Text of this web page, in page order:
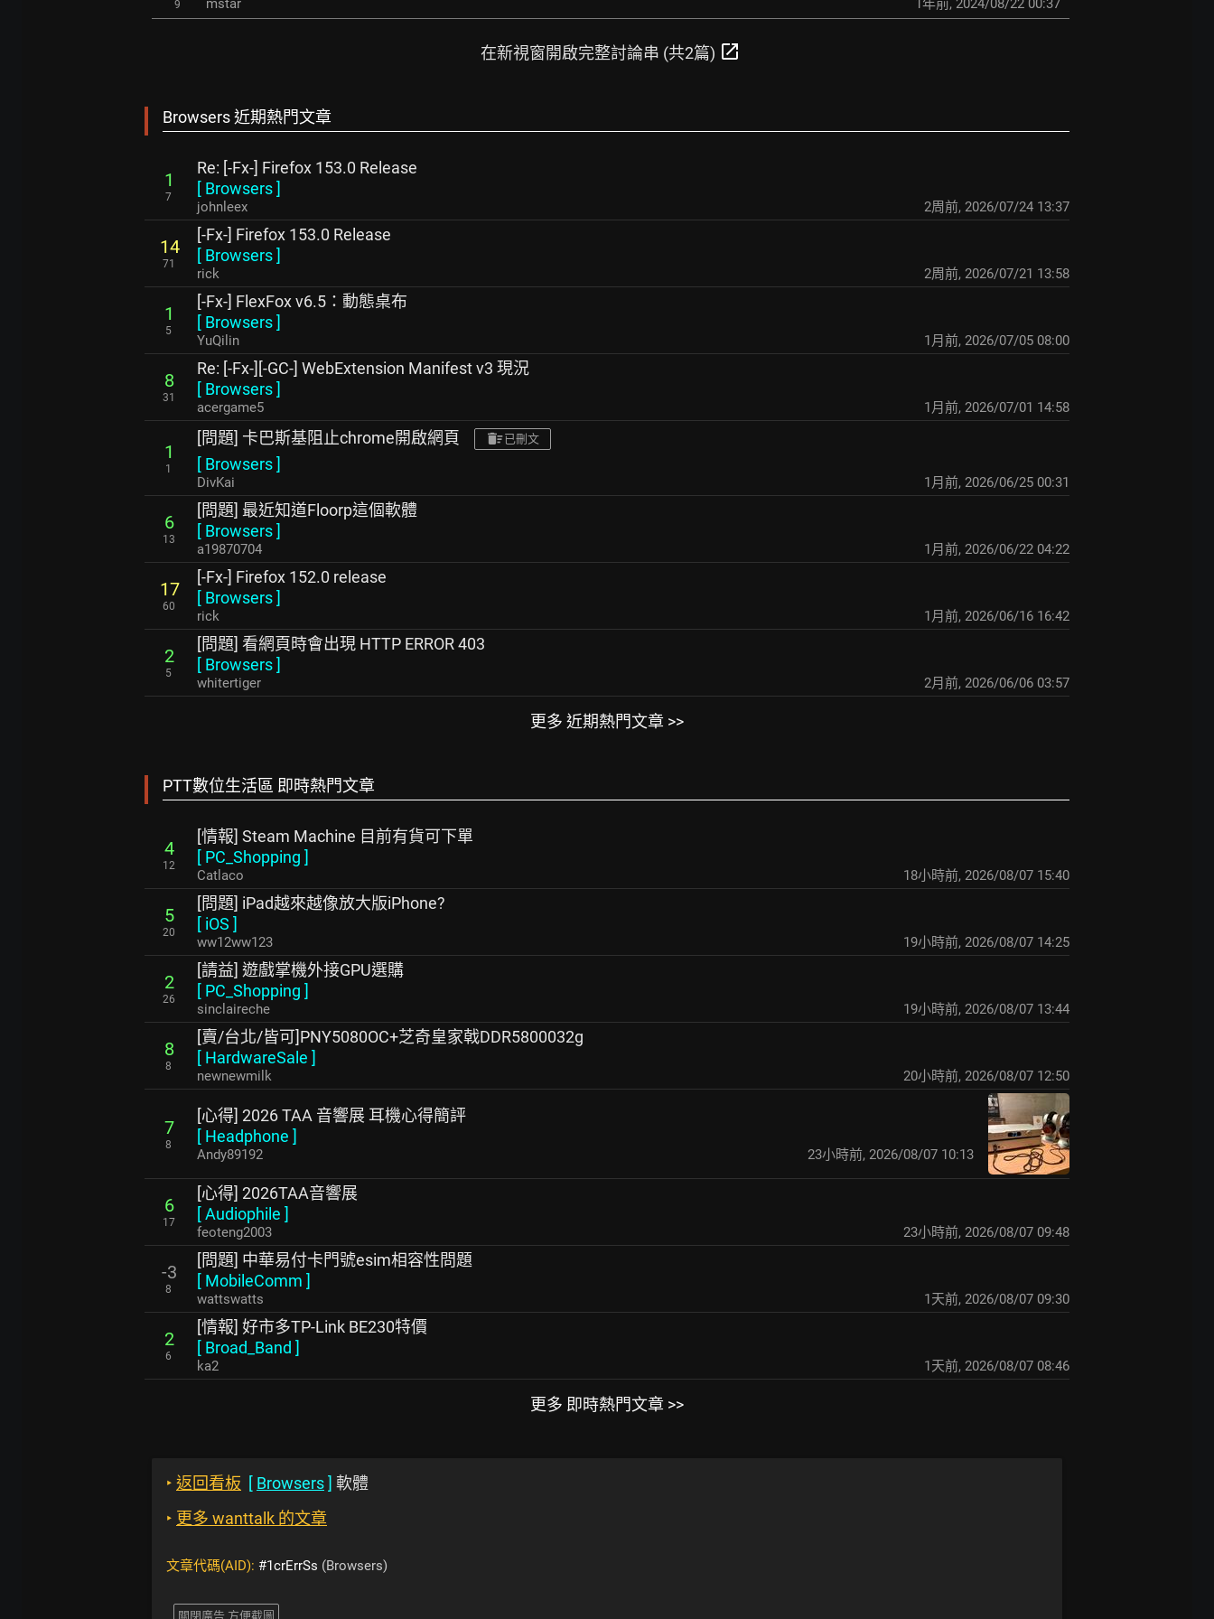
9 mstar 1年前, 2024/08/22 00:37
在新視窗開啟完整討論串 (共2篇) open_in_new
Browsers 近期熱門文章
1
7
Re: [-Fx-] Firefox 153.0 Release
[ Browsers]
johnleex 2周前, 2026/07/24 13:37
14
71
[-Fx-] Firefox 153.0 Release
[ Browsers]
rick 2周前, 2026/07/21 13:58
1
5
[-Fx-] FlexFox v6.5：動態桌布
[ Browsers]
YuQilin 1月前, 2026/07/05 08:00
8
31
Re: [-Fx-][-GC-] WebExtension Manifest v3 現況
[ Browsers]
acergame5 1月前, 2026/07/01 14:58
1
1
[問題] 卡巴斯基阻止chrome開啟網頁 已刪文
[ Browsers]
DivKai 1月前, 2026/06/25 00:31
6
13
[問題] 最近知道Floorp這個軟體
[ Browsers]
a19870704 1月前, 2026/06/22 04:22
17
60
[-Fx-] Firefox 152.0 release
[ Browsers]
rick 1月前, 2026/06/16 16:42
2
5
[問題] 看網頁時會出現 HTTP ERROR 403
[ Browsers]
whitertiger 2月前, 2026/06/06 03:57
更多 近期熱門文章 >>
PTT數位生活區 即時熱門文章
4
12
[情報] Steam Machine 目前有貨可下單
[ PC_Shopping ]
Catlaco 18小時前, 2026/08/07 15:40
5
20
[問題] iPad越來越像放大版iPhone?
[ iOS ]
ww12ww123 19小時前, 2026/08/07 14:25
2
26
[請益] 遊戲掌機外接GPU選購
[ PC_Shopping ]
sinclaireche 19小時前, 2026/08/07 13:44
8
8
[賣/台北/皆可]PNY5080OC+芝奇皇家戟DDR5800032g
[ HardwareSale ]
newnewmilk 20小時前, 2026/08/07 12:50
7
8
[心得] 2026 TAA 音響展 耳機心得簡評
[ Headphone ]
Andy89192 23小時前, 2026/08/07 10:13
6
17
[心得] 2026TAA音響展
[Audiophile ]
feoteng2003 23小時前, 2026/08/07 09:48
-3
8
[問題] 中華易付卡門號esim相容性問題
[ MobileComm ]
wattswatts 1天前, 2026/08/07 09:30
2
6
[情報] 好市多TP-Link BE230特價
[ Broad_Band ]
ka2 1天前, 2026/08/07 08:46
更多 即時熱門文章 >>
‣ 返回看板 [ Browsers] 軟體
‣ 更多 wanttalk 的文章
文章代碼(AID): #1crErrSs (Browsers)
關閉廣告 方便截圖